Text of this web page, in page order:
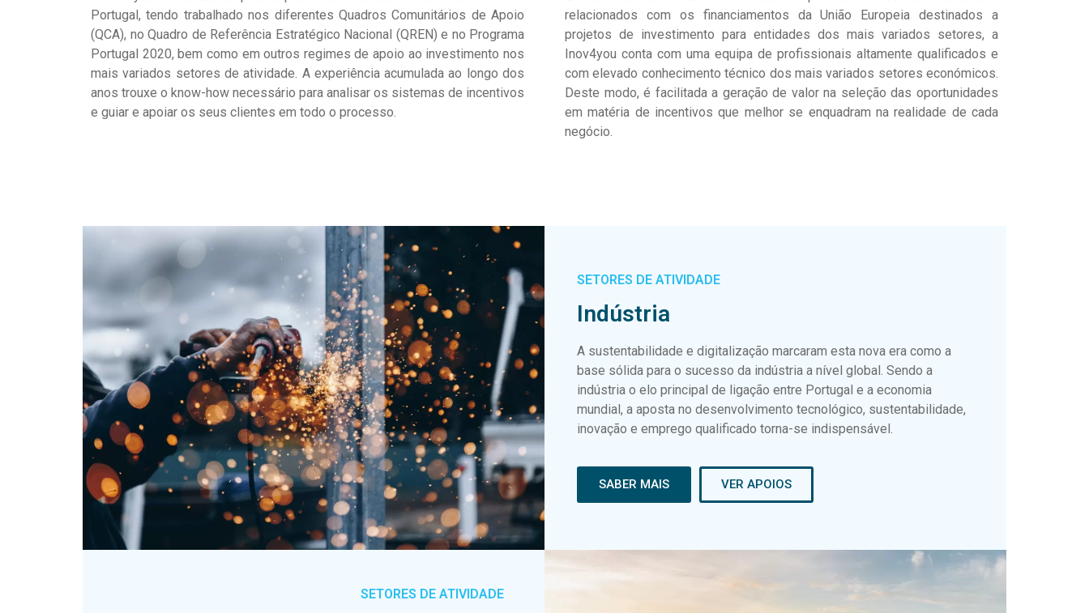
Portugal, tendo trabalhado nos diferentes Quadros Comunitários de Apoio
(QCA), no Quadro de Referência Estratégico Nacional (QREN) e no Programa
Portugal 2020, bem como em outros regimes de apoio ao investimento nos
mais variados setores de atividade. A experiência acumulada ao longo dos
anos trouxe o know-how necessário para analisar os sistemas de incentivos
e guiar e apoiar os seus clientes em todo o processo.
relacionados com os financiamentos da União Europeia destinados a
projetos de investimento para entidades dos mais variados setores, a
Inov4you conta com uma equipa de profissionais altamente qualificados e
com elevado conhecimento técnico dos mais variados setores económicos.
Deste modo, é facilitada a geração de valor na seleção das oportunidades
em matéria de incentivos que melhor se enquadram na realidade de cada
negócio.
SETORES DE ATIVIDADE
Indústria
A sustentabilidade e digitalização marcaram esta nova era como a
base sólida para o sucesso da indústria a nível global. Sendo a
indústria o elo principal de ligação entre Portugal e a economia
mundial, a aposta no desenvolvimento tecnológico, sustentabilidade,
inovação e emprego qualificado torna-se indispensável.
SABER MAIS VER APOIOS
SETORES DE ATIVIDADE